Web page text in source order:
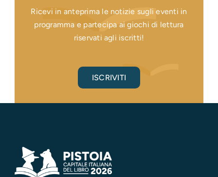
Ricevi in anteprima le notizie sugli eventi in
programma e partecipa ai giochi di lettura
riservati agli iscritti!
ISCRIVITI